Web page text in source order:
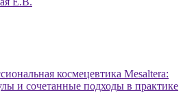
космецевтика Mesaltera:
и сочетанные подходы в практике